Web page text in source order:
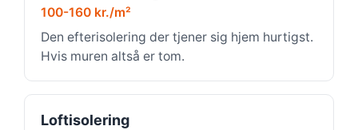
100-160 kr./m²
Den efterisolering der tjener sig hjem hurtigst.
Hvis muren altså er tom.
Loftisolering